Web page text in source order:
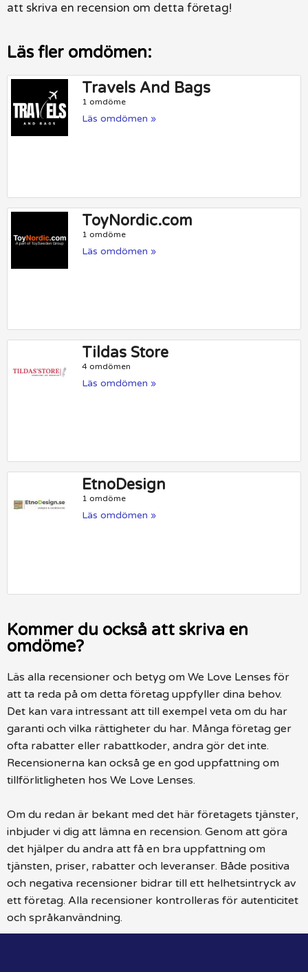
att skriva en recension om detta företag!
Läs fler omdömen:
Travels And Bags
1 omdöme
Läs omdömen »
ToyNordic.com
1 omdöme
Läs omdömen »
Tildas Store
4 omdömen
Läs omdömen »
EtnoDesign
1 omdöme
Läs omdömen »
Kommer du också att skriva en
omdöme?
Läs alla recensioner och betyg om We Love Lenses för
att ta reda på om detta företag uppfyller dina behov.
Det kan vara intressant att till exempel veta om du har
garanti och vilka rättigheter du har. Många företag ger
ofta rabatter eller rabattkoder, andra gör det inte.
Recensionerna kan också ge en god uppfattning om
tillförlitligheten hos We Love Lenses.
Om du redan är bekant med det här företagets tjänster,
inbjuder vi dig att lämna en recension. Genom att göra
det hjälper du andra att få en bra uppfattning om
tjänsten, priser, rabatter och leveranser. Både positiva
och negativa recensioner bidrar till ett helhetsintryck av
ett företag. Alla recensioner kontrolleras för autenticitet
och språkanvändning.